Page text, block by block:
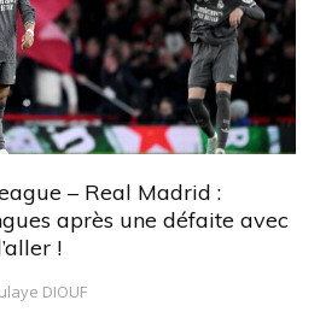
– Real Madrid :
après une défaite avec
!
DIOUF